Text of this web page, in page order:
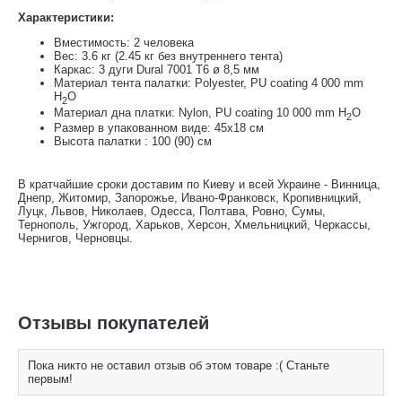
Характеристики:
Вместимость: 2 человека
Вес: 3.6 кг (2.45 кг без внутреннего тента)
Каркас: 3 дуги Dural 7001 T6 ø 8,5 мм
Материал тента палатки: Polyester, PU coating 4 000 mm
H2O
Материал дна платки: Nylon, PU coating 10 000 mm H2O
Размер в упакованном виде: 45x18 см
Высота палатки : 100 (90) см
В кратчайшие сроки доставим по Киеву и всей Украине - Винница,
Днепр, Житомир, Запорожье, Ивано-Франковск, Кропивницкий,
Луцк, Львов, Николаев, Одесса, Полтава, Ровно, Сумы,
Тернополь, Ужгород, Харьков, Херсон, Хмельницкий, Черкассы,
Чернигов, Черновцы.
Отзывы покупателей
Пока никто не оставил отзыв об этом товаре :( Станьте
первым!